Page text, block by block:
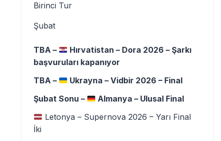
Birinci Tur
Şubat
TBA –
Hırvatistan – Dora 2026 – Şarkı
başvuruları kapanıyor
TBA –
Ukrayna – Vidbir 2026 – Final
Şubat Sonu –
Almanya – Ulusal Final
Letonya – Supernova 2026 – Yarı Final
İki